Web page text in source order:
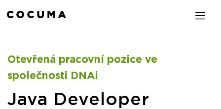
Otevřená pracovní pozice ve
společnosti DNAi
Java Developer